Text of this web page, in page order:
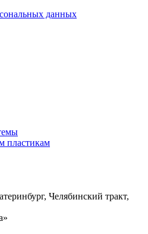
данных
пластикам
Челябинский тракт,